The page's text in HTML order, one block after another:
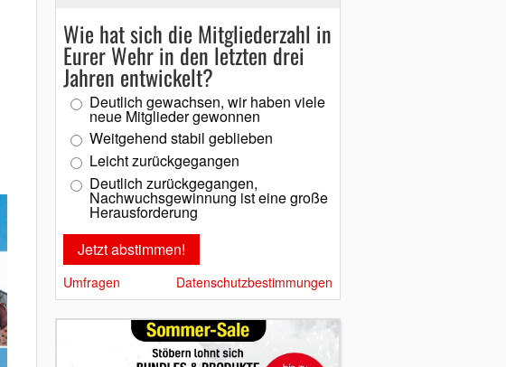
Wie hat sich die Mitgliederzahl in
Eurer Wehr in den letzten drei
Jahren entwickelt?
Deutlich gewachsen, wir haben viele
neue Mitglieder gewonnen
Weitgehend stabil geblieben
Leicht zurückgegangen
Deutlich zurückgegangen,
Nachwuchsgewinnung ist eine große
Herausforderung
Umfragen Datenschutzbestimmungen